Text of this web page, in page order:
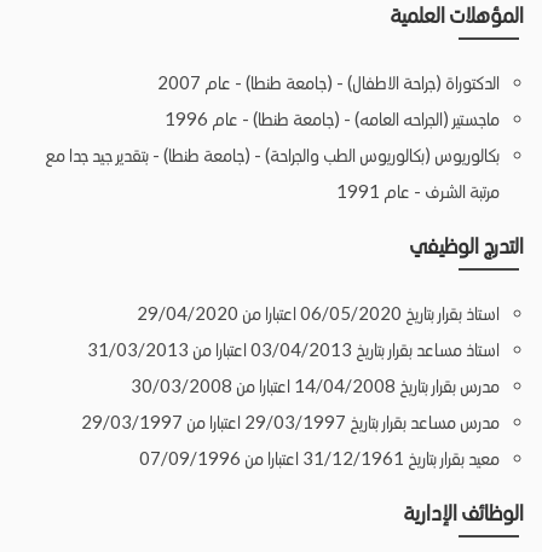
المؤهلات العلمية
الدكتوراة (جراحة الاطفال) - (جامعة طنطا) - عام 2007
ماجستير (الجراحه العامه) - (جامعة طنطا) - عام 1996
بكالوريوس (بكالوريوس الطب والجراحة) - (جامعة طنطا) - بتقدير جيد جدا مع
مرتبة الشرف - عام 1991
التدرج الوظيفي
استاذ بقرار بتاريخ 06/05/2020 اعتبارا من 29/04/2020
استاذ مساعد بقرار بتاريخ 03/04/2013 اعتبارا من 31/03/2013
مدرس بقرار بتاريخ 14/04/2008 اعتبارا من 30/03/2008
مدرس مساعد بقرار بتاريخ 29/03/1997 اعتبارا من 29/03/1997
معيد بقرار بتاريخ 31/12/1961 اعتبارا من 07/09/1996
الوظائف الإدارية